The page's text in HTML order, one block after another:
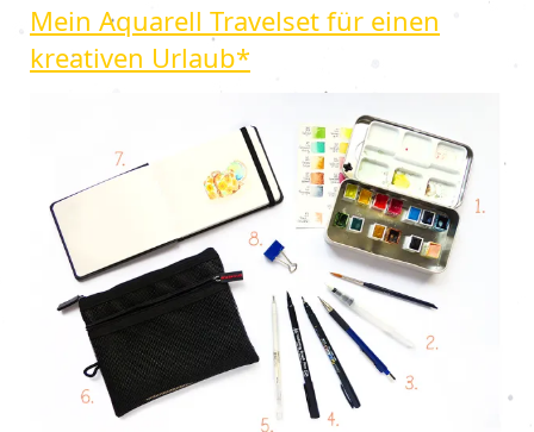
Mein Aquarell Travelset für einen
kreativen Urlaub*